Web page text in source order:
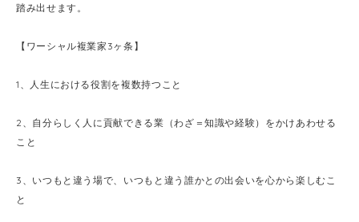
踏み出せます。
【ワーシャル複業家3ヶ条】
1、人生における役割を複数持つこと
2、自分らしく人に貢献できる業（わざ＝知識や経験）をかけあわせる
こと
3、いつもと違う場で、いつもと違う誰かとの出会いを心から楽しむこ
と